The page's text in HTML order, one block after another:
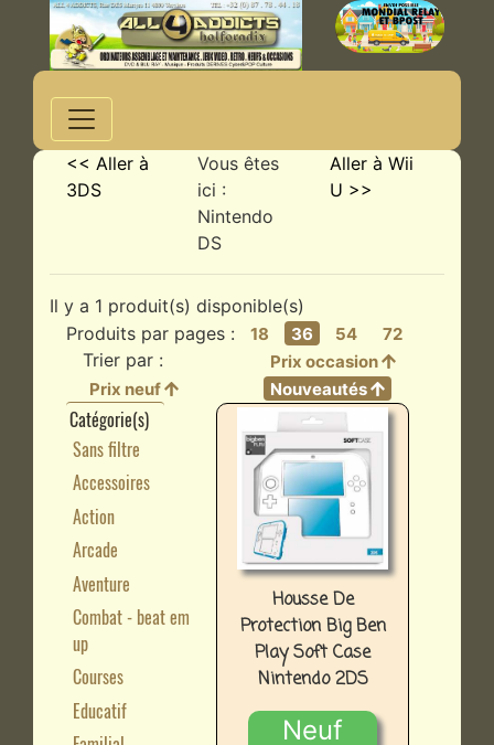
<< Aller à
3DS
Vous êtes
ici :
Nintendo
DS
Aller à Wii
U >>
Il y a 1 produit(s) disponible(s)
Produits par pages :
18 36 54 72
Trier par :
Prix occasion
Prix neuf
Nouveautés
Catégorie(s)
Sans filtre
Accessoires
Action
Arcade
Aventure
Combat - beat em
up
Courses
Educatif
Housse De
Protection Big Ben
Play Soft Case
Nintendo 2DS
Neuf